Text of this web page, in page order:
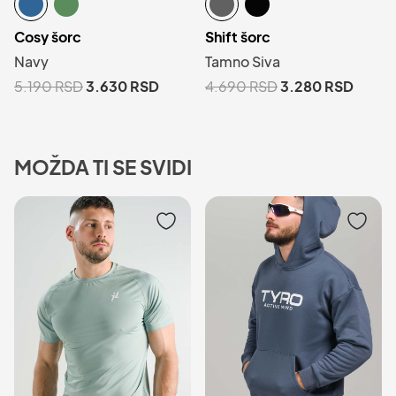
Cosy šorc
Navy
5.190RSD3.630RSD
Shift šorc
Tamno Siva
4.690RSD3.280RSD
MOŽDA TI SE SVIDI